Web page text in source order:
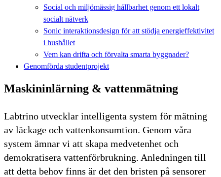
Social och miljömässig hållbarhet genom ett lokalt
socialt nätverk
Sonic interaktionsdesign för att stödja energieffektivitet
i hushållet
Vem kan drifta och förvalta smarta byggnader?
Genomförda studentprojekt
Maskininlärning & vattenmätning
Labtrino utvecklar intelligenta system för mätning
av läckage och vattenkonsumtion. Genom våra
system ämnar vi att skapa medvetenhet och
demokratisera vattenförbrukning. Anledningen till
att detta behov finns är det den bristen på sensorer